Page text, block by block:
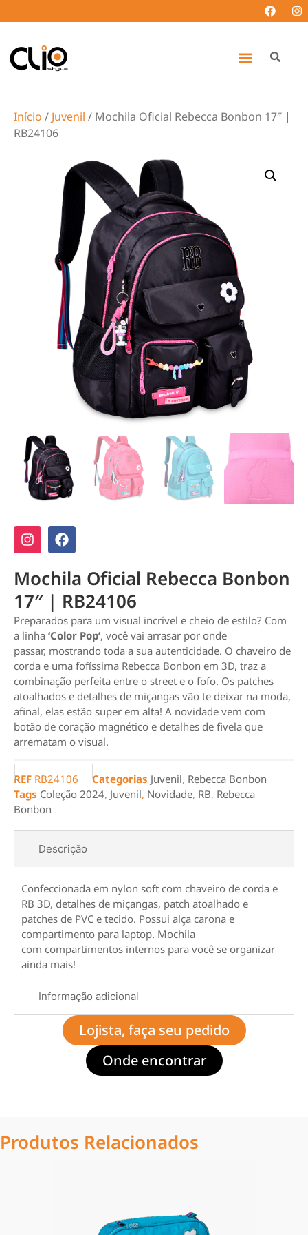
Início / Juvenil / Mochila Oficial Rebecca Bonbon 17″ |
RB24106
Mochila Oficial Rebecca Bonbon
17″ | RB24106
Preparados para um visual incrível e cheio de estilo? Com
a linha ‘Color Pop’, você vai arrasar por onde
passar, mostrando toda a sua autenticidade. O chaveiro de
corda e uma fofíssima Rebecca Bonbon em 3D, traz a
combinação perfeita entre o street e o fofo. Os patches
atoalhados e detalhes de miçangas vão te deixar na moda,
afinal, elas estão super em alta! A novidade vem com
botão de coração magnético e detalhes de fivela que
arrematam o visual.
REF RB24106 Categorias Juvenil, Rebecca Bonbon
Tags Coleção 2024, Juvenil, Novidade, RB, Rebecca
Bonbon
Descrição
Informação adicional
Confeccionada em nylon soft com chaveiro de corda e
RB 3D, detalhes de miçangas, patch atoalhado e
patches de PVC e tecido. Possui alça carona e
compartimento para laptop. Mochila
com compartimentos internos para você se organizar
ainda mais!
Lojista, faça seu pedido
Onde encontrar
Produtos Relacionados